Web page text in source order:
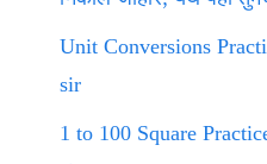
Unit Conversions
sir
1 to 100 Square